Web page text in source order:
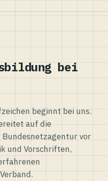
bei
beginnt bei uns.
auf die
vor
und Vorschriften,